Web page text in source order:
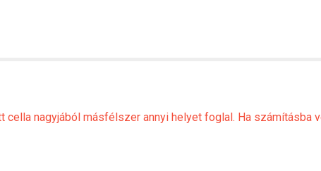
nagyjából másfélszer annyi helyet foglal. Ha számításba